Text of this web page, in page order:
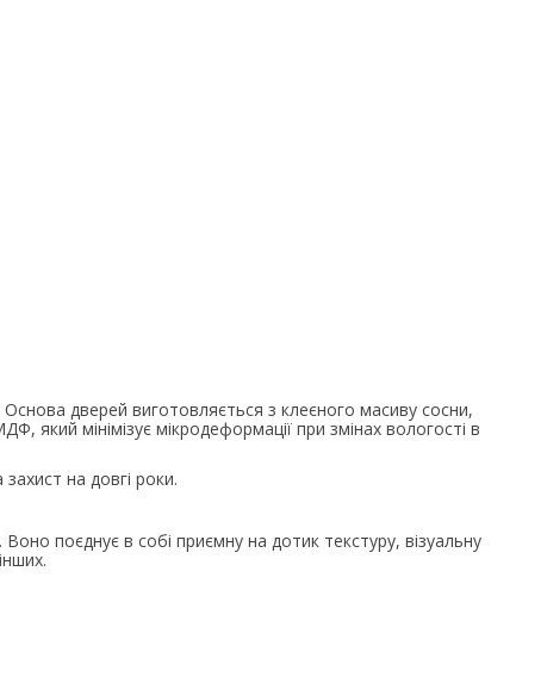
дверей виготовляється з клеєного масиву сосни,
який мінімізує мікродеформації при змінах вологості в
на довгі роки.
поєднує в собі приємну на дотик текстуру, візуальну